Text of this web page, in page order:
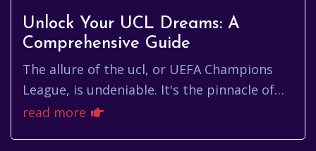
Unlock Your UCL Dreams: A
Comprehensive Guide
The allure of the ucl, or UEFA Champions
League, is undeniable. It's the pinnacle of
European club football, a stage where
read more